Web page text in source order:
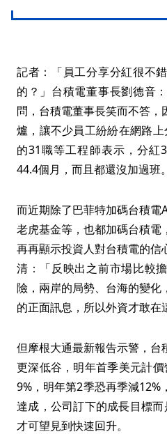
記者：「員工分享分紅很不
的？」台積電董事長劉德音
問，台積電董事長笑而不答，
爐，讓不少員工紛紛在網路
的31職等工程師表示，分紅
44.4個月，而且都還沒加過班。
而近期除了巴菲特加碼台積電
老虎基金等，也都加碼台積
再再顯示投資人對台積電的信
清：「反映出之前市場比較
險，兩岸的局勢、台海的變化
的正面訊息，所以外資才敢在
但摩根大通最新報告示警，台
更深低谷，明年首季美元計
9%，明年第2季恐再季減
達成，公司訂下的成長目標
才可望見到快速回升。